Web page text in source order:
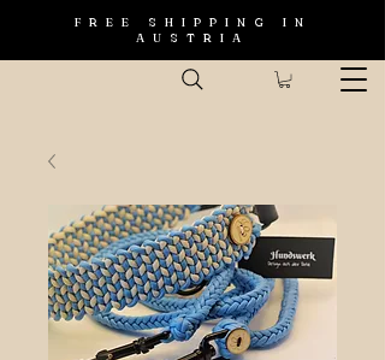
FREE SHIPPING IN
AUSTRIA